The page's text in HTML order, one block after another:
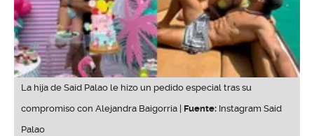
La hija de Said Palao le hizo un pedido especial tras su
compromiso con Alejandra Baigorria | Fuente: Instagram Said
Palao